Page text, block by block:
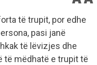
të trupit, por edhe
pasi janë
të lëvizjes dhe
të mëdhatë e trupit të